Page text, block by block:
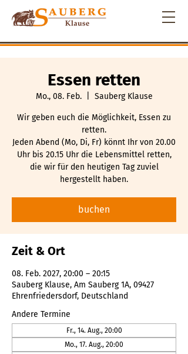
Essen retten
Mo., 08. Feb.
  |
Sauberg Klause
Wir geben euch die Möglichkeit, Essen zu
retten.
Jeden Abend (Mo, Di, Fr) könnt Ihr von 20.00
Uhr bis 20.15 Uhr die Lebensmittel retten,
die wir für den heutigen Tag zuviel
hergestellt haben.
buchen
Zeit & Ort
08. Feb. 2027, 20:00 – 20:15
Sauberg Klause, Am Sauberg 1A, 09427
Ehrenfriedersdorf, Deutschland
Andere Termine
Fr., 14. Aug., 20:00
Mo., 17. Aug., 20:00